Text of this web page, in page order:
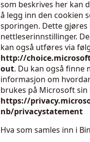
som beskrives her kan
å legg inn den cookien
sporingen. Dette gjøres
nettleserinnstillinger.
kan også utføres via
http://
out. Du kan også finne
informasjon om
brukes på Microsoft sin
https://
nb/privacystatement
Hva som samles inn i